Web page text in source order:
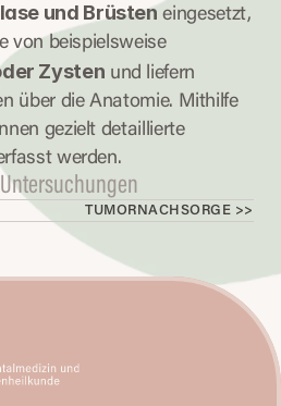
und Brüsten eingesetzt,
helfen bei der Kontrolle von beispielsweise
Zysten und liefern
über die Anatomie. Mithilfe
gezielt detaillierte
werden.
TUMORNACHSORGE >>